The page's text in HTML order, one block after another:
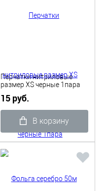
Перчатки нитриловые
размер XS черные 1пара
15 руб.
В корзину